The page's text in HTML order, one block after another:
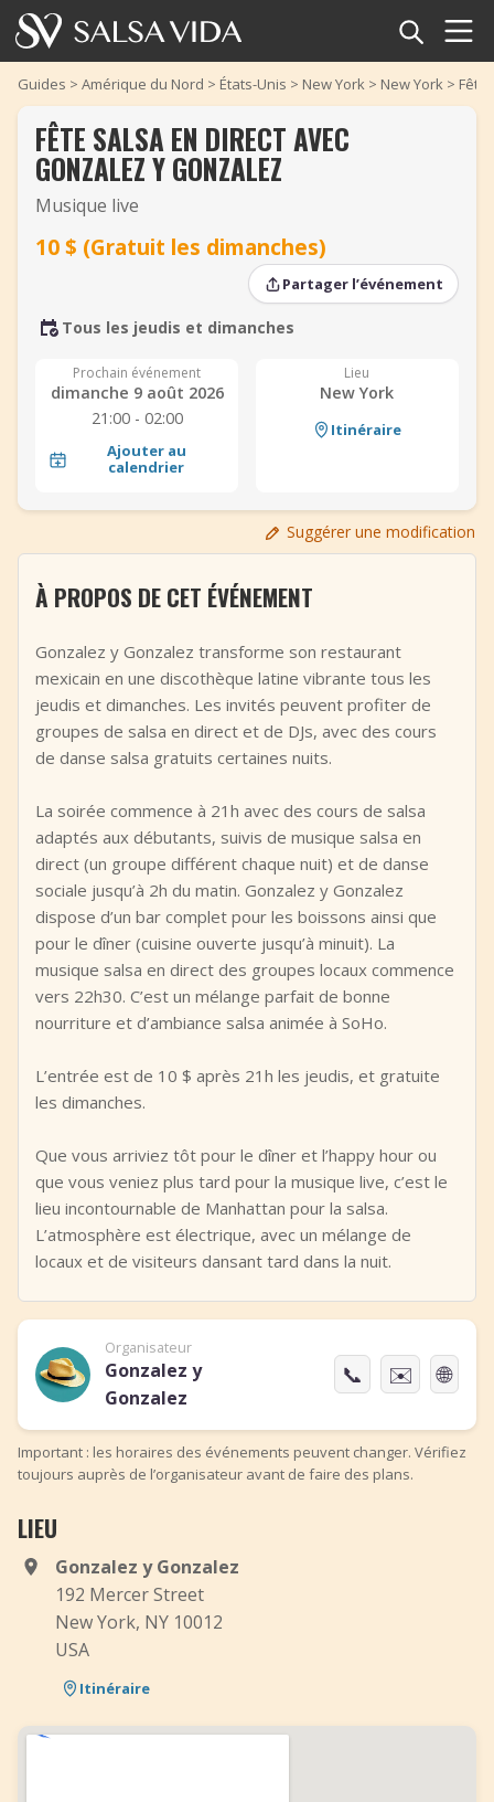
Accueil
Événements
Articles
Boutique
TuneTempo
Guides > Amérique du Nord > États-Unis > New York > New York > Fête
‹ ›
‹ ›
FÊTE SALSA EN DIRECT AVEC
GONZALEZ Y GONZALEZ
Musique live
10 $ (Gratuit les dimanches)
Partager l’événement
Tous les jeudis et dimanches
Prochain événement
dimanche 9 août 2026
21:00 - 02:00
Ajouter au
calendrier
Lieu
New York
Itinéraire
Suggérer une modification
À PROPOS DE CET ÉVÉNEMENT
Gonzalez y Gonzalez transforme son restaurant
mexicain en une discothèque latine vibrante tous les
jeudis et dimanches. Les invités peuvent profiter de
groupes de salsa en direct et de DJs, avec des cours
de danse salsa gratuits certaines nuits.
La soirée commence à 21h avec des cours de salsa
adaptés aux débutants, suivis de musique salsa en
direct (un groupe différent chaque nuit) et de danse
sociale jusqu’à 2h du matin. Gonzalez y Gonzalez
dispose d’un bar complet pour les boissons ainsi que
pour le dîner (cuisine ouverte jusqu’à minuit). La
musique salsa en direct des groupes locaux commence
vers 22h30. C’est un mélange parfait de bonne
nourriture et d’ambiance salsa animée à SoHo.
L’entrée est de 10 $ après 21h les jeudis, et gratuite
les dimanches.
Que vous arriviez tôt pour le dîner et l’happy hour ou
que vous veniez plus tard pour la musique live, c’est le
lieu incontournable de Manhattan pour la salsa.
L’atmosphère est électrique, avec un mélange de
locaux et de visiteurs dansant tard dans la nuit.
Organisateur
Gonzalez y
Gonzalez
📞 ✉️ 🌐
Important : les horaires des événements peuvent changer. Vérifiez
toujours auprès de l’organisateur avant de faire des plans.
LIEU
Gonzalez y Gonzalez
192 Mercer Street
New York, NY 10012
USA
Itinéraire